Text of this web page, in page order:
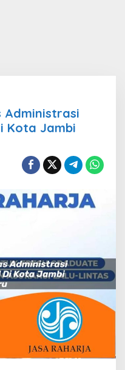
Administrasi
Kota Jambi